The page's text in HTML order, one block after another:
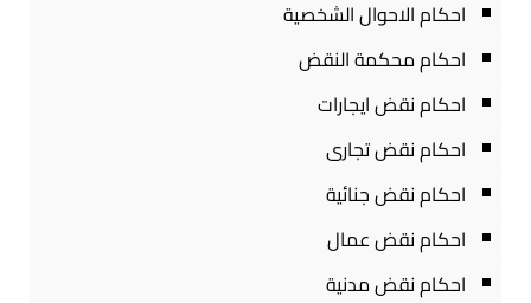
احكام الاحوال الشخصية
احكام محكمة النقض
احكام نقض ايجارات
احكام نقض تجارى
احكام نقض جنائية
احكام نقض عمال
احكام نقض مدنية